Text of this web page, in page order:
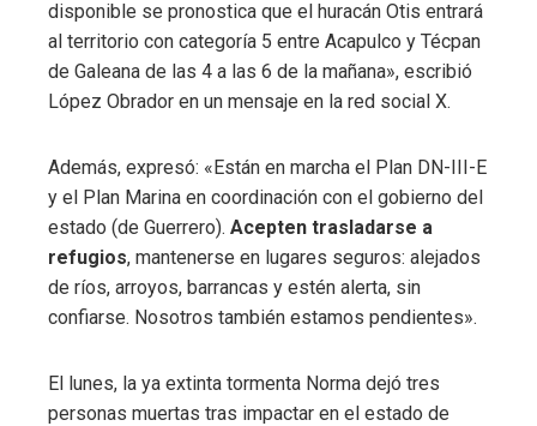
disponible se pronostica que el huracán Otis entrará
al territorio con categoría 5 entre Acapulco y Técpan
de Galeana de las 4 a las 6 de la mañana», escribió
López Obrador en un mensaje en la red social X.
Además, expresó: «Están en marcha el Plan DN-III-E
y el Plan Marina en coordinación con el gobierno del
estado (de Guerrero). Acepten trasladarse a
refugios, mantenerse en lugares seguros: alejados
de ríos, arroyos, barrancas y estén alerta, sin
confiarse. Nosotros también estamos pendientes».
El lunes, la ya extinta tormenta Norma dejó tres
personas muertas tras impactar en el estado de